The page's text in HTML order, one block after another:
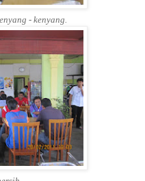
- kenyang.